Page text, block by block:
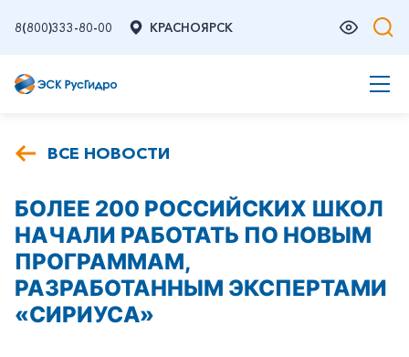
8(800)333-80-00 КРАСНОЯРСК
ВСЕ НОВОСТИ
БОЛЕЕ 200 РОССИЙСКИХ ШКОЛ
НАЧАЛИ РАБОТАТЬ ПО НОВЫМ
ПРОГРАММАМ,
РАЗРАБОТАННЫМ ЭКСПЕРТАМИ
«СИРИУСА»